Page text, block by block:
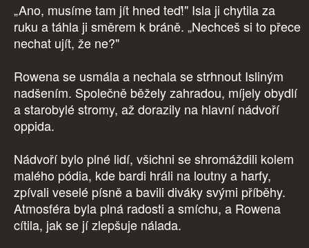
„Ano, musíme tam jít hned teď!" Isla ji chytila za
ruku a táhla ji směrem k bráně. „Nechceš si to přece
nechat ujít, že ne?"
Rowena se usmála a nechala se strhnout Isliným
nadšením. Společně běžely zahradou, míjely obydlí
a starobylé stromy, až dorazily na hlavní nádvoří
oppida.
Nádvoří bylo plné lidí, všichni se shromáždili kolem
malého pódia, kde bardi hráli na loutny a harfy,
zpívali veselé písně a bavili diváky svými příběhy.
Atmosféra byla plná radosti a smíchu, a Rowena
cítila, jak se jí zlepšuje nálada.